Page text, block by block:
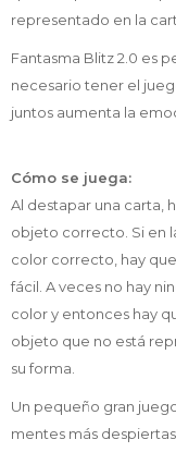
representado en la
Fantasma Blitz 2.0 es
necesario tener el
juntos aumenta la
Cómo se juega:
Al destapar una carta,
objeto correcto. Si en
color correcto, hay
fácil. A veces no hay
color y entonces hay
objeto que no está
su forma.
Un pequeño gran
mentes más despiertas.